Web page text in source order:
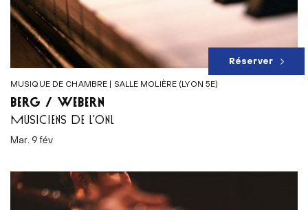
MUSIQUE DE CHAMBRE | SALLE MOLIÈRE (LYON 5E)
BERG / WEBERN
MUSICIENS DE L’ONL
mar. 9 fév
Réserver